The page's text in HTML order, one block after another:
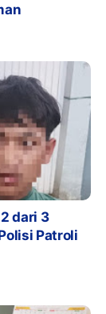
dari 3
Patroli